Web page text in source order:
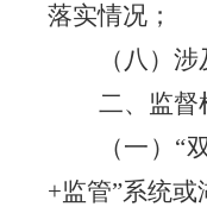
落实情况；
（八）
二、监督
（一） “
+监管”系统